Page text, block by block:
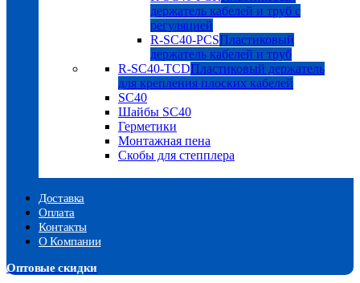
держатель кабелей и труб с
регуляцией
R-SC40-PCSПластиковый
держатель кабелей и труб
R-SC40-TCDПластиковый держатель
для крепления плоских кабелей
SC40
Шайбы SC40
Герметики
Монтажная пена
Скобы для степплера
Доставка
Оплата
Контакты
О Компании
Оптовые скидки